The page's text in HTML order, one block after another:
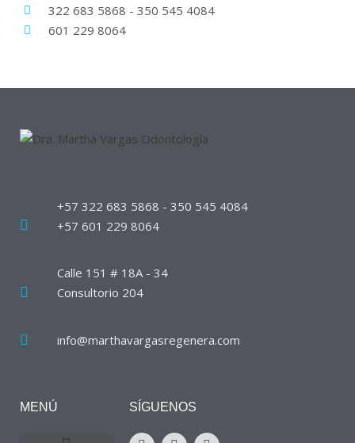
322 683 5868 - 350 545 4084
601 229 8064
+57 322 683 5868 - 350 545 4084
+57 601 229 8064
Calle 151 # 18A - 34
Consultorio 204
info@marthavargasregenera.com
MENÚ SÍGUENOS